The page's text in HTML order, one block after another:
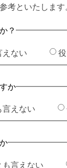
考といたします。
？
えない
か
言えない
も言えない